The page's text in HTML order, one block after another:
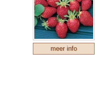
meer info